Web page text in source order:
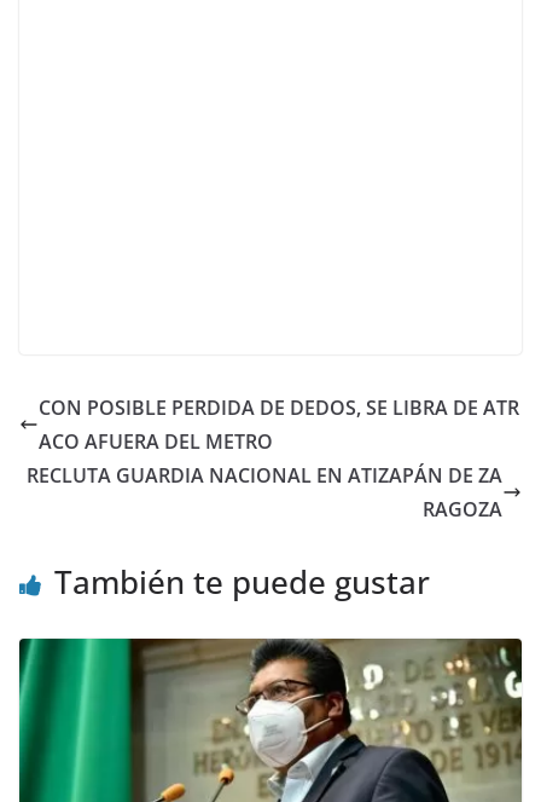
CON POSIBLE PERDIDA DE DEDOS, SE LIBRA DE ATR
ACO AFUERA DEL METRO
RECLUTA GUARDIA NACIONAL EN ATIZAPÁN DE ZA
RAGOZA
También te puede gustar